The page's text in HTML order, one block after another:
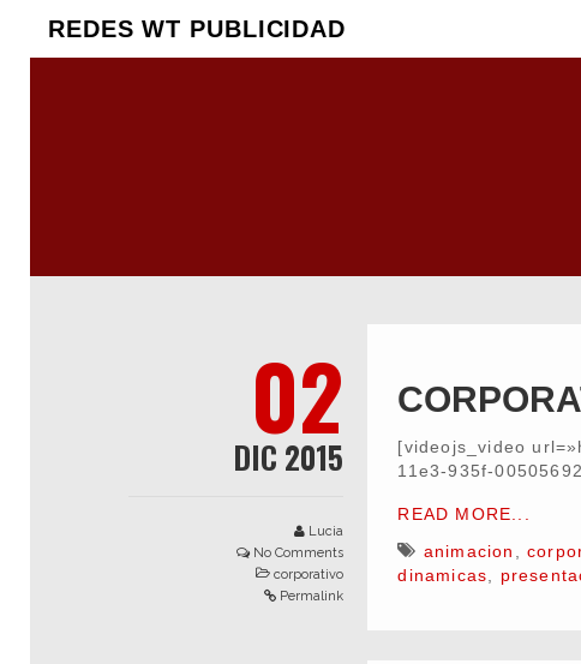
REDES WT PUBLICIDAD
02
DIC 2015
Lucia
No Comments
corporativo
Permalink
[videojs_video
11e3-935f-
READ MORE...
animacion
dinamicas